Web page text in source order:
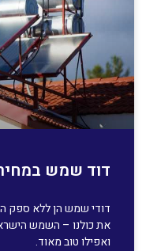
דוד שמש
דודי שמש הן ללא ספק
את כולנו – השמש
ואפילו טוב מאוד.